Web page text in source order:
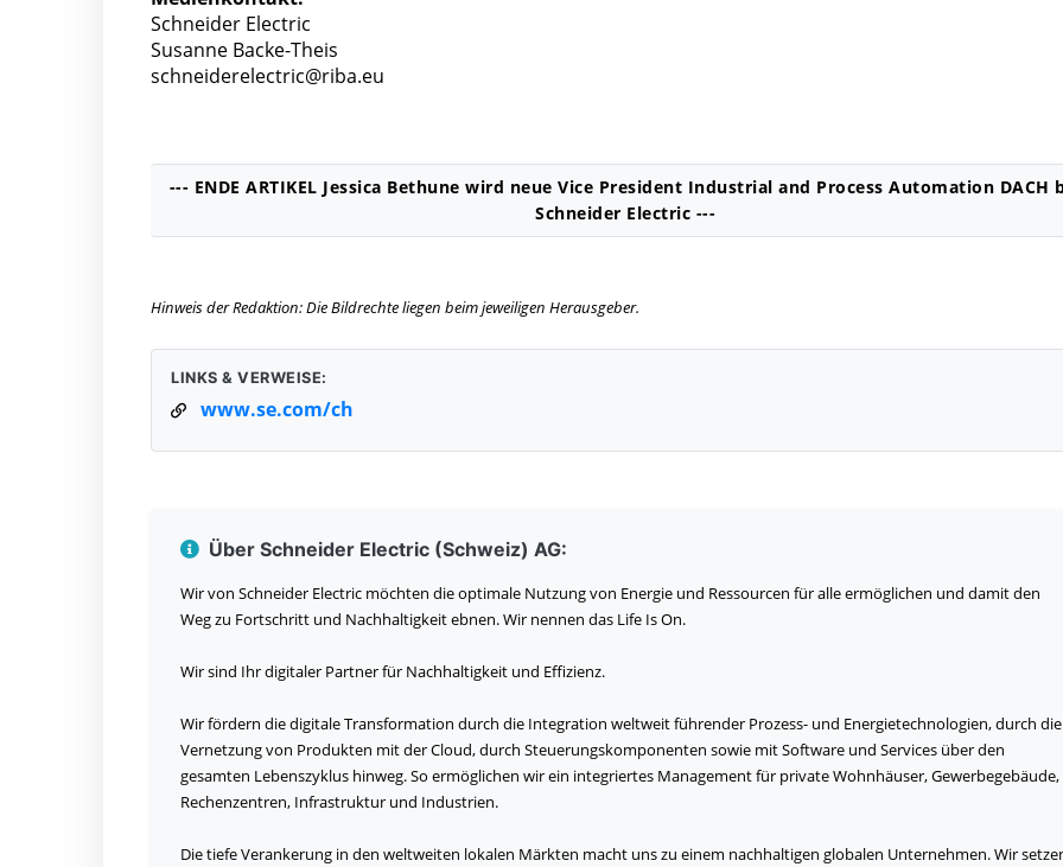
Schneider Electric
Susanne Backe-Theis
schneiderelectric@riba.eu
--- ENDE ARTIKEL Jessica Bethune wird neue Vice President Industrial and Process Automation DACH
Schneider Electric ---
Hinweis der Redaktion: Die Bildrechte liegen beim jeweiligen Herausgeber.
LINKS & VERWEISE:
www.se.com/ch
Über Schneider Electric (Schweiz) AG:
Wir von Schneider Electric möchten die optimale Nutzung von Energie und Ressourcen für alle ermöglichen und damit den
Weg zu Fortschritt und Nachhaltigkeit ebnen. Wir nennen das Life Is On.
Wir sind Ihr digitaler Partner für Nachhaltigkeit und Effizienz.
Wir fördern die digitale Transformation durch die Integration weltweit führender Prozess- und Energietechnologien, durch die
Vernetzung von Produkten mit der Cloud, durch Steuerungskomponenten sowie mit Software und Services über den
gesamten Lebenszyklus hinweg. So ermöglichen wir ein integriertes Management für private Wohnhäuser, Gewerbegebäude,
Rechenzentren, Infrastruktur und Industrien.
Die tiefe Verankerung in den weltweiten lokalen Märkten macht uns zu einem nachhaltigen globalen Unternehmen. Wir